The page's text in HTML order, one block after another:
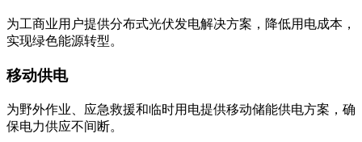
为工商业用户提供分布式光伏发电解决方案，降低用电成本，
实现绿色能源转型。
移动供电
为野外作业、应急救援和临时用电提供移动储能供电方案，确
保电力供应不间断。